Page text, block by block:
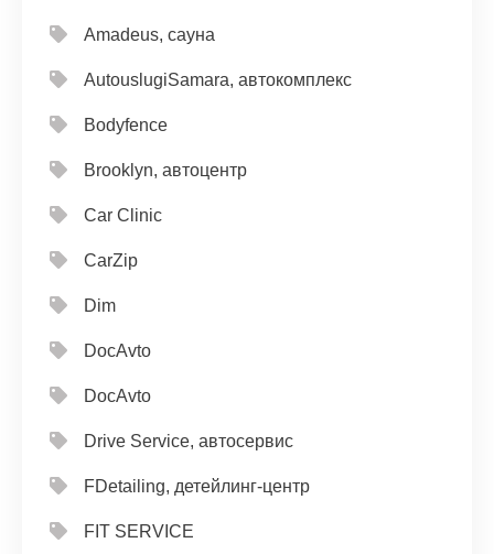
Amadeus, сауна
AutouslugiSamara, автокомплекс
Bodyfence
Brooklyn, автоцентр
Car Clinic
CarZip
Dim
DocAvto
DocAvto
Drive Service, автосервис
FDetailing, детейлинг-центр
FIT SERVICE